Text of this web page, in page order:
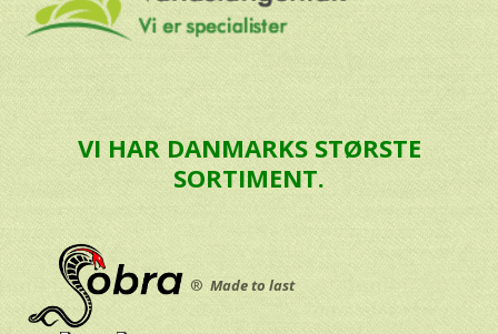
VI HAR DANMARKS STØRSTE
SORTIMENT.
® Made to last